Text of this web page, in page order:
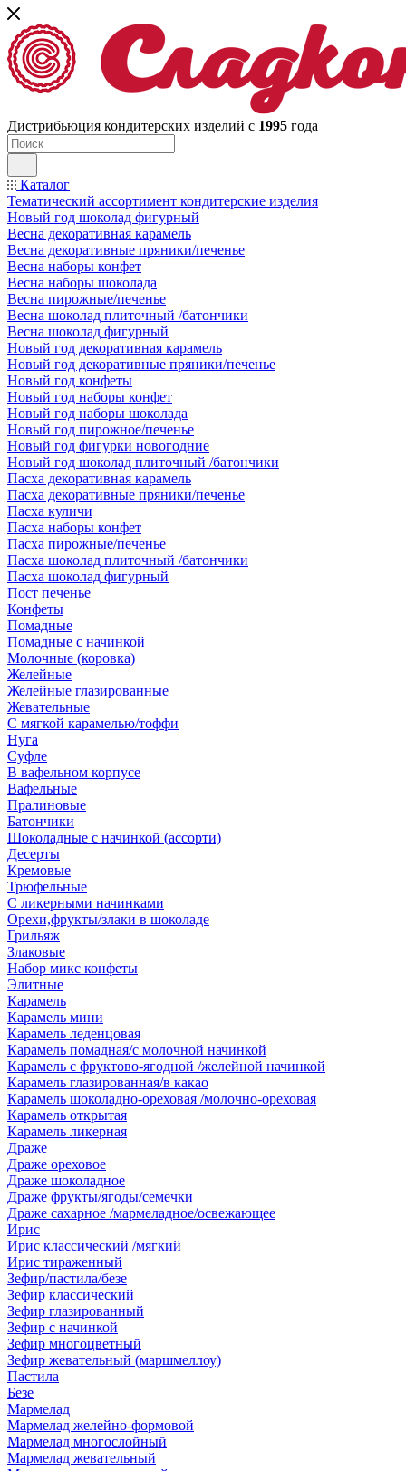
Дистрибьюция кондитерских изделий с 1995 года
Каталог
Тематический ассортимент кондитерские изделия
Новый год шоколад фигурный
Весна декоративная карамель
Весна декоративные пряники/печенье
Весна наборы конфет
Весна наборы шоколада
Весна пирожные/печенье
Весна шоколад плиточный /батончики
Весна шоколад фигурный
Новый год декоративная карамель
Новый год декоративные пряники/печенье
Новый год конфеты
Новый год наборы конфет
Новый год наборы шоколада
Новый год пирожное/печенье
Новый год фигурки новогодние
Новый год шоколад плиточный /батончики
Пасха декоративная карамель
Пасха декоративные пряники/печенье
Пасха куличи
Пасха наборы конфет
Пасха пирожные/печенье
Пасха шоколад плиточный /батончики
Пасха шоколад фигурный
Пост печенье
Конфеты
Помадные
Помадные с начинкой
Молочные (коровка)
Желейные
Желейные глазированные
Жевательные
С мягкой карамелью/тоффи
Нуга
Суфле
В вафельном корпусе
Вафельные
Пралиновые
Батончики
Шоколадные с начинкой (ассорти)
Десерты
Кремовые
Трюфельные
С ликерными начинками
Орехи,фрукты/злаки в шоколаде
Грильяж
Злаковые
Набор микс конфеты
Элитные
Карамель
Карамель мини
Карамель леденцовая
Карамель помадная/с молочной начинкой
Карамель с фруктово-ягодной /желейной начинкой
Карамель глазированная/в какао
Карамель шоколадно-ореховая /молочно-ореховая
Карамель открытая
Карамель ликерная
Драже
Драже ореховое
Драже шоколадное
Драже фрукты/ягоды/семечки
Драже сахарное /мармеладное/освежающее
Ирис
Ирис классический /мягкий
Ирис тираженный
Зефир/пастила/безе
Зефир классический
Зефир глазированный
Зефир с начинкой
Зефир многоцветный
Зефир жевательный (маршмеллоу)
Пастила
Безе
Мармелад
Мармелад желейно-формовой
Мармелад многослойный
Мармелад жевательный